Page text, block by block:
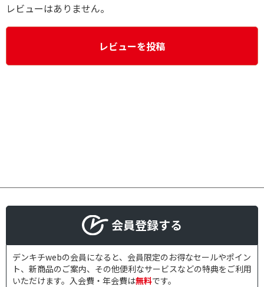
レビューはありません。
レビューを投稿
会員登録する
デンキチwebの会員になると、会員限定のお得なセールやポイン
ト、新商品のご案内、その他便利なサービスなどの特典をご利用
いただけます。入会費・年会費は無料です。